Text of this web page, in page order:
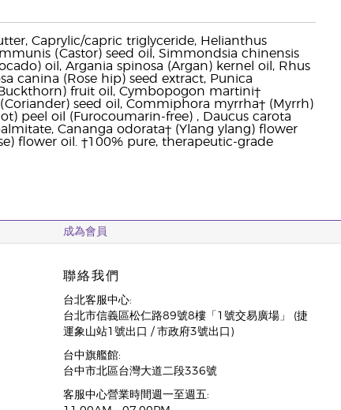
Caprylic/capric triglyceride, Helianthus
(Castor) seed oil, Simmondsia chinensis
oil, Argania spinosa (Argan) kernel oil, Rhus
canina (Rose hip) seed extract, Punica
fruit oil, Cymbopogon martini†
seed oil, Commiphora myrrha† (Myrrh)
peel oil (Furocoumarin-free) , Daucus carota
Cananga odorata† (Ylang ylang) flower
flower oil. †100% pure, therapeutic-grade
成為會員
聯絡我們
台北客服中心:
台北市信義區松仁路89號8樓「1號交易廣場」 (捷
運象山站1號出口 / 市政府3號出口)
台中旗艦館:
台中市北區台灣大道二段336號
客服中心營業時間週一至週五: